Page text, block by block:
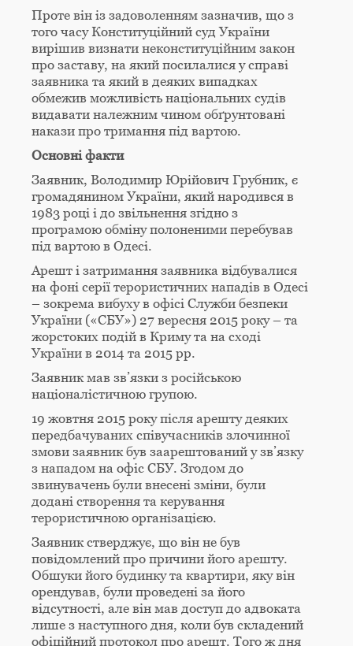
Проте він із задоволенням зазначив, що з
того часу Конституційний суд України
вирішив визнати неконституційним закон
про заставу, на який посилалися у справі
заявника та який в деяких випадках
обмежив можливість національних судів
видавати належним чином обґрунтовані
накази про тримання під вартою.
Основні факти
Заявник, Володимир Юрійович Грубник, є
громадянином України, який народився в
1983 році і до звільнення згідно з
програмою обміну полоненими перебував
під вартою в Одесі.
Арешт і затримання заявника відбувалися
на фоні серії терористичних нападів в Одесі
– зокрема вибуху в офісі Служби безпеки
України («СБУ») 27 вересня 2015 року – та
жорстоких подій в Криму та на сході
України в 2014 та 2015 рр.
Заявник мав зв’язки з російською
націоналістичною групою.
19 жовтня 2015 року після арешту деяких
передбачуваних співучасників злочинної
змови заявник був заарештований у зв’язку
з нападом на офіс СБУ. Згодом до
звинувачень були внесені зміни, були
додані створення та керування
терористичною організацією.
Заявник стверджує, що він не був
повідомлений про причини його арешту.
Обшуки його будинку та квартири, яку він
орендував, були проведені за його
відсутності, але він мав доступ до адвоката
лише з наступного дня, коли був складений
офіційний протокол про арешт. Того ж дня